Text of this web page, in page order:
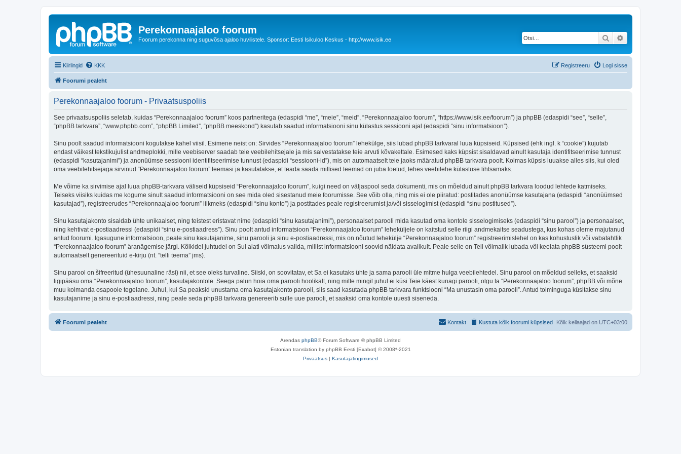
Perekonnaajaloo foorum
Foorum perekonna ning suguvõsa ajaloo huvilistele. Sponsor: Eesti Isikuloo Keskus - http://www.isik.ee Otsi
Kiirlingid KKK Logi sisse
Registreeru
Foorumi pealeht
Perekonnaajaloo foorum - Privaatsuspoliis
See privaatsuspoliis seletab, kuidas “Perekonnaajaloo foorum” koos partneritega (edaspidi “me”, “meie”, “meid”, “Perekonnaajaloo foorum”, “https://www.isik.ee/foorum”) ja phpBB (edaspidi “see”, “selle”,
“phpBB tarkvara”, “www.phpbb.com”, “phpBB Limited”, “phpBB meeskond”) kasutab saadud informatsiooni sinu külastus sessiooni ajal (edaspidi “sinu informatsioon”).
Sinu poolt saadud informatsiooni kogutakse kahel viisil. Esimene neist on: Sirvides “Perekonnaajaloo foorum” lehekülge, siis lubad phpBB tarkvaral luua küpsiseid. Küpsised (ehk ingl. k “cookie”) kujutab
endast väikest tekstikujulist andmeplokki, mille veebiserver saadab teie veebilehitsejale ja mis salvestatakse teie arvuti kõvakettale. Esimesed kaks küpsist sisaldavad ainult kasutaja identifitseerimise tunnust
(edaspidi “kasutajanimi”) ja anonüümse sessiooni identifitseerimise tunnust (edaspidi “sessiooni-id”), mis on automaatselt teie jaoks määratud phpBB tarkvara poolt. Kolmas küpsis luuakse alles siis, kui oled
oma veebilehitsejaga sirvinud “Perekonnaajaloo foorum” teemasi ja kasutatakse, et teada saada millised teemad on juba loetud, tehes veebilehe külastuse lihtsamaks.
Me võime ka sirvimise ajal luua phpBB-tarkvara väliseid küpsiseid “Perekonnaajaloo foorum”, kuigi need on väljaspool seda dokumenti, mis on mõeldud ainult phpBB tarkvara loodud lehtede katmiseks.
Teiseks viisiks kuidas me kogume sinult saadud informatsiooni on see mida oled sisestanud meie foorumisse. See võib olla, ning mis ei ole piiratud: postitades anonüümse kasutajana (edaspidi “anonüümsed
kasutajad”), registreerudes “Perekonnaajaloo foorum” liikmeks (edaspidi “sinu konto”) ja postitades peale registreerumist ja/või sisselogimist (edaspidi “sinu postitused”).
Sinu kasutajakonto sisaldab ühte unikaalset, ning teistest eristavat nime (edaspidi “sinu kasutajanimi”), personaalset parooli mida kasutad oma kontole sisselogimiseks (edaspidi “sinu parool”) ja personaalset,
ning kehtivat e-postiaadressi (edaspidi “sinu e-postiaadress”). Sinu poolt antud informatsioon “Perekonnaajaloo foorum” leheküljele on kaitstud selle riigi andmekaitse seadustega, kus kohas oleme majutanud
antud foorumi. Igasugune informatsioon, peale sinu kasutajanime, sinu parooli ja sinu e-postiaadressi, mis on nõutud lehekülje “Perekonnaajaloo foorum” registreerimislehel on kas kohustuslik või vabatahtlik
“Perekonnaajaloo foorum” äranägemise järgi. Kõikidel juhtudel on Sul alati võimalus valida, millist informatsiooni soovid näidata avalikult. Peale selle on Teil võimalik lubada või keelata phpBB süsteemi poolt
automaatselt genereerituid e-kirju (nt. “telli teema” jms).
Sinu parool on šifreeritud (ühesuunaline räsi) nii, et see oleks turvaline. Siiski, on soovitatav, et Sa ei kasutaks ühte ja sama parooli üle mitme hulga veebilehtedel. Sinu parool on mõeldud selleks, et saaksid
ligipääsu oma “Perekonnaajaloo foorum”, kasutajakontole. Seega palun hoia oma parooli hoolikalt, ning mitte mingil juhul ei küsi Teie käest kunagi parooli, olgu ta “Perekonnaajaloo foorum”, phpBB või mõne
muu kolmanda osapoole tegelane. Juhul, kui Sa peaksid unustama oma kasutajakonto parooli, siis saad kasutada phpBB tarkvara funktsiooni “Ma unustasin oma parooli”. Antud toiminguga küsitakse sinu
kasutajanime ja sinu e-postiaadressi, ning peale seda phpBB tarkvara genereerib sulle uue parooli, et saaksid oma kontole uuesti siseneda.
Foorumi pealeht Kõik kellaajad on UTC+03:00
Kustuta kõik foorumi küpsised
Kontakt
Arendas phpBB® Forum Software © phpBB Limited
Estonian translation by phpBB Eesti [Exabot] © 2008*-2021
Privaatsus | Kasutajatingimused